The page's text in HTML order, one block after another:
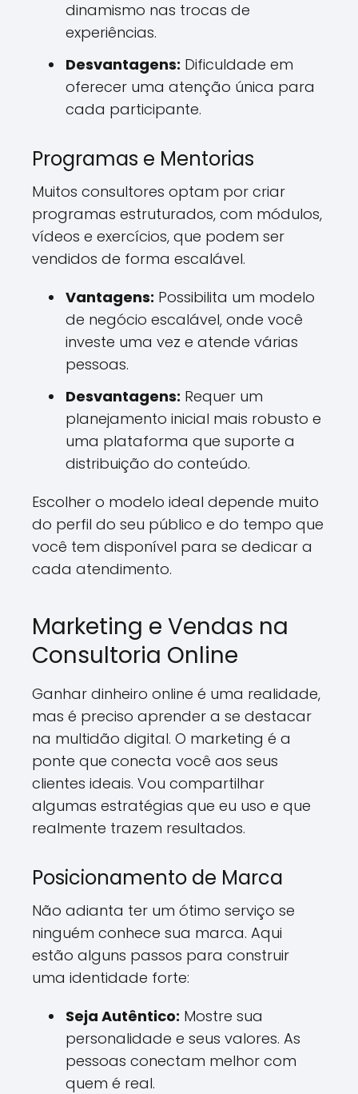
dinamismo nas trocas de
experiências.
Desvantagens: Dificuldade em
oferecer uma atenção única para
cada participante.
Programas e Mentorias
Muitos consultores optam por criar
programas estruturados, com módulos,
vídeos e exercícios, que podem ser
vendidos de forma escalável.
Vantagens: Possibilita um modelo
de negócio escalável, onde você
investe uma vez e atende várias
pessoas.
Desvantagens: Requer um
planejamento inicial mais robusto e
uma plataforma que suporte a
distribuição do conteúdo.
Escolher o modelo ideal depende muito
do perfil do seu público e do tempo que
você tem disponível para se dedicar a
cada atendimento.
Marketing e Vendas na
Consultoria Online
Ganhar dinheiro online é uma realidade,
mas é preciso aprender a se destacar
na multidão digital. O marketing é a
ponte que conecta você aos seus
clientes ideais. Vou compartilhar
algumas estratégias que eu uso e que
realmente trazem resultados.
Posicionamento de Marca
Não adianta ter um ótimo serviço se
ninguém conhece sua marca. Aqui
estão alguns passos para construir
uma identidade forte:
Seja Autêntico: Mostre sua
personalidade e seus valores. As
pessoas conectam melhor com
quem é real.